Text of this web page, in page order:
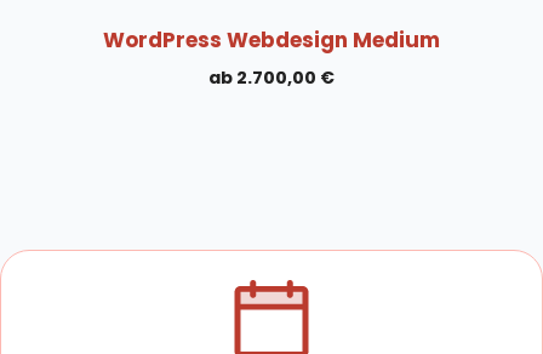
WordPress Webdesign Medium
2.700,00 €